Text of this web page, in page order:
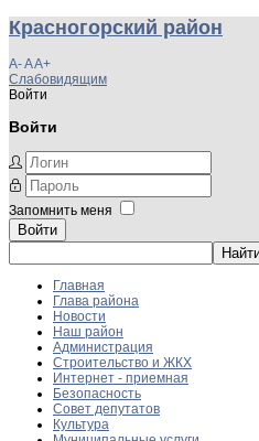
Красногорский район
A-AA+
Слабовидящим
Войти
Войти
Запомнить меня
Войти
Главная
Глава района
Новости
Наш район
Администрация
Строительство и ЖКХ
Интернет - приемная
Безопасность
Совет депутатов
Культура